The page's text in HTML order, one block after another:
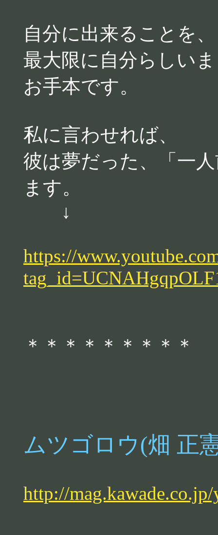
自分に出来ることを
最大限に自分らしい
お手本です。
私に言わせれば、
彼は夢だった、「一
ます。
↓
https://
＊＊＊＊＊＊＊＊＊
ムツゴロウ(畑 正
http://